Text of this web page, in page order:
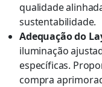
qualidade
sustentabilidade.
Adequação do
iluminação
específicas.
compra